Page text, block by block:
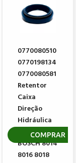
0770080510
0770198134
0770080581
Retentor
Caixa
Direção
Hidráulica
Sem Fim ZF
BOSCH 8014
8016 8018
COMPRAR